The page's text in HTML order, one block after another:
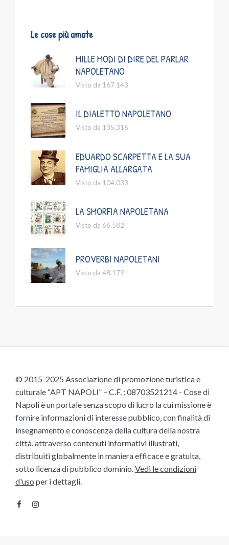
Le cose più amate
MILLE MODI DI DIRE DEL PARLAR
NAPOLETANO
Visto da 167.143
IL DIALETTO NAPOLETANO
Visto da 135.316
EDUARDO SCARPETTA E LA SUA
FAMIGLIA ALLARGATA
Visto da 104.033
LA SMORFIA NAPOLETANA
Visto da 66.582
PROVERBI NAPOLETANI
Visto da 48.179
© 2015-2025 Associazione di promozione turistica e
culturale “APT NAPOLI” – C.F. : 08703521214 - Cose di
Napoli è un portale senza scopo di lucro la cui missione è
fornire informazioni di interesse pubblico, con finalità di
insegnamento e conoscenza della cultura della nostra
città, attraverso contenuti informativi illustrati,
distribuiti globalmente in maniera efficace e gratuita,
sotto licenza di pubblico dominio.Vedi le condizioni
d'uso per i dettagli.